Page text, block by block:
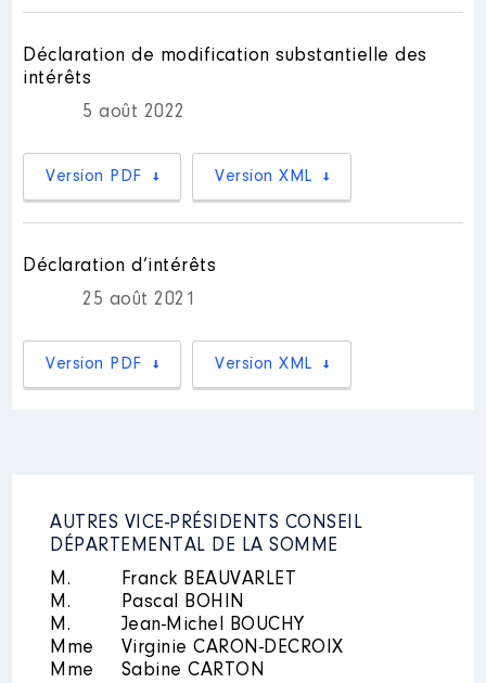
Commentaire :
départementale02/07/21Nomination
:
Rémunération ou gratification
:
Année Montant Type
2020 0 €
Net
2021
0 €
Net
2022
0 €
Déclaration de modification substantielle des
intérêts
5 août 2022
Version PDF Version XML
Déclaration d’intérêts
25 août 2021
Version PDF Version XML
AUTRES VICE-PRÉSIDENTS CONSEIL
DÉPARTEMENTAL DE LA SOMME
M.
Franck BEAUVARLET
M.
Pascal BOHIN
M.
Jean-Michel BOUCHY
Mme
Virginie CARON-DECROIX
Mme
Sabine CARTON